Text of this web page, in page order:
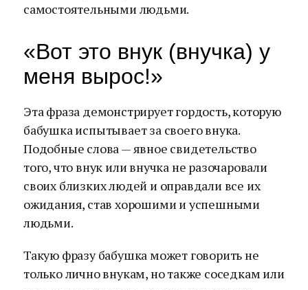
самостоятельными людьми.
«Вот это внук (внучка) у
меня вырос!»
Эта фраза демонстрирует гордость, которую
бабушка испытывает за своего внука.
Подобные слова — явное свидетельство
того, что внук или внучка не разочаровали
своих близких людей и оправдали все их
ожидания, став хорошими и успешными
людьми.
Такую фразу бабушка может говорить не
только лично внукам, но также соседкам или